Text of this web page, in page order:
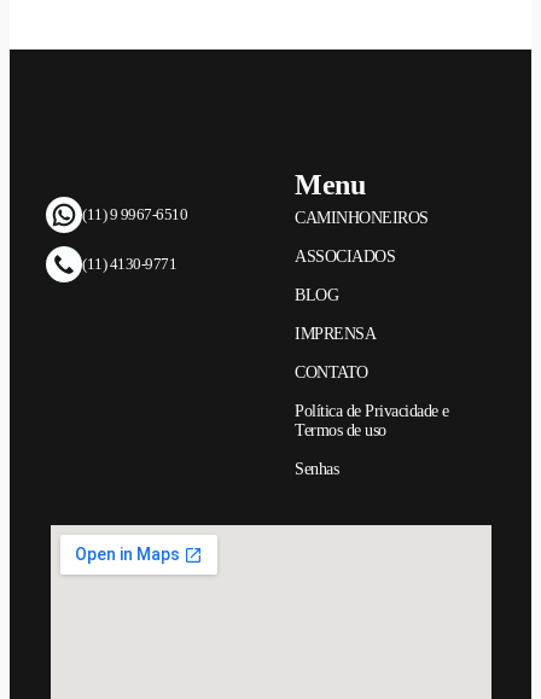
(11) 9 9967-6510
(11) 4130-9771
Menu
CAMINHONEIROS
ASSOCIADOS
BLOG
IMPRENSA
CONTATO
Política de Privacidade e
Termos de uso
Senhas